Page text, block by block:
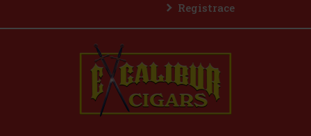
E-Zigarette LIO BASE PRO - Gold
(2 ks)
Registrace